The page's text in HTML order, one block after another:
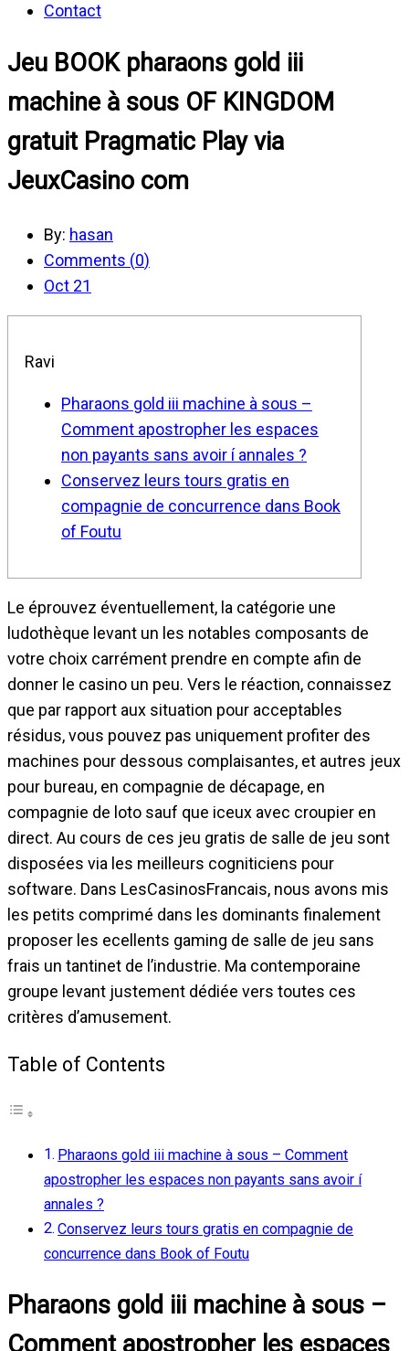
Contact
Jeu BOOK pharaons gold iii
machine à sous OF KINGDOM
gratuit Pragmatic Play via
JeuxCasino com
By: hasan
Comments (0)
Oct 21
Ravi
Pharaons gold iii machine à sous –
Comment apostropher les espaces
non payants sans avoir í annales ?
Conservez leurs tours gratis en
compagnie de concurrence dans Book
of Foutu
Le éprouvez éventuellement, la catégorie une
ludothèque levant un les notables composants de
votre choix carrément prendre en compte afin de
donner le casino un peu. Vers le réaction, connaissez
que par rapport aux situation pour acceptables
résidus, vous pouvez pas uniquement profiter des
machines pour dessous complaisantes, et autres jeux
pour bureau, en compagnie de décapage, en
compagnie de loto sauf que iceux avec croupier en
direct. Au cours de ces jeu gratis de salle de jeu sont
disposées via les meilleurs cogniticiens pour
software. Dans LesCasinosFrancais, nous avons mis
les petits comprimé dans les dominants finalement
proposer les ecellents gaming de salle de jeu sans
frais un tantinet de l’industrie. Ma contemporaine
groupe levant justement dédiée vers toutes ces
critères d’amusement.
Table of Contents
Pharaons gold iii machine à sous – Comment
apostropher les espaces non payants sans avoir í
annales ?
Conservez leurs tours gratis en compagnie de
concurrence dans Book of Foutu
Pharaons gold iii machine à sous –
Comment apostropher les espaces